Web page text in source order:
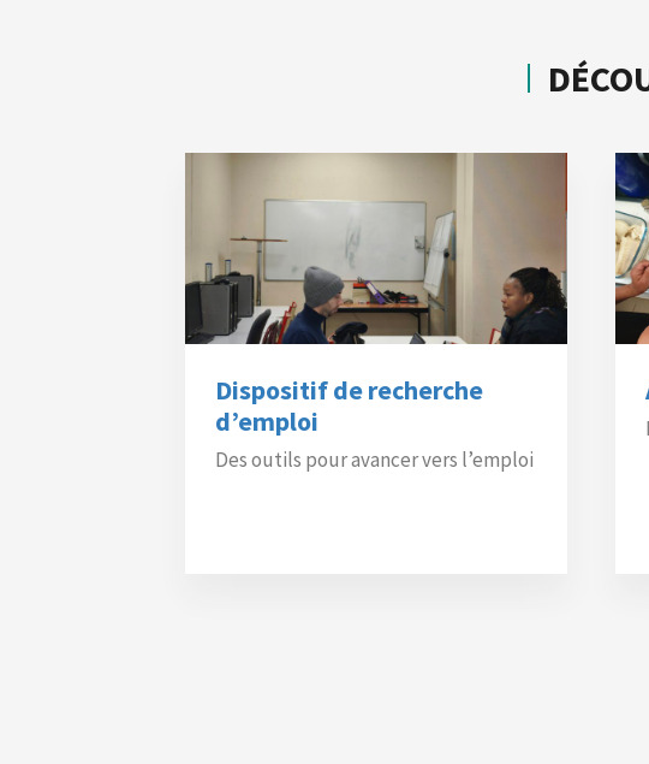
Dispositif de recherche
d’emploi
Des outils pour avancer vers l’emploi